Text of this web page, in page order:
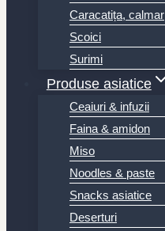
Caracatița, calmar
Scoici
Surimi
Produse asiatice
Ceaiuri & infuzii
Faina & amidon
Miso
Noodles & paste
Snacks asiatice
Deserturi